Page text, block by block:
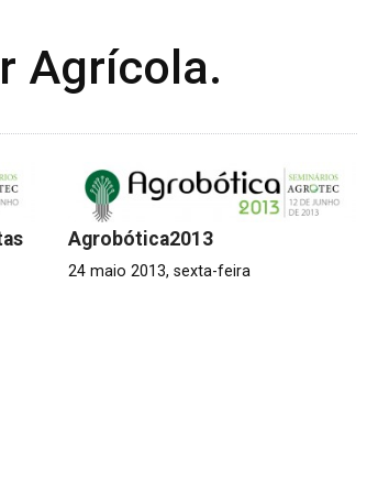
Agrícola.
Agrobótica2013
24 maio 2013, sexta-feira